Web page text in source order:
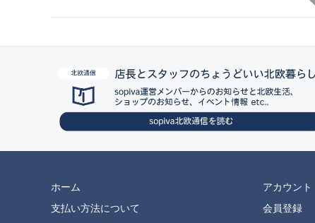
ホーム
支払い方法について
アカウント
会員登録